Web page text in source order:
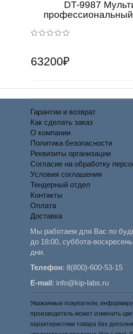
DT-9987
63200₽
Гарантии и возврат
Как сделать заказ
О компании
Политика безопасности
Реквизиты организации
Согласие на обработку
Условия соглашения
Тендерный отдел
Контакты
Оплата
Доставка
Мы работаем для Вас по
до 18:00, суббота-
дни.
Телефон:8(800)-600-53-15
E-mail: info@kip-labs.ru
Уважаемые покупатели,
производитель может изменить
характеристики товара без